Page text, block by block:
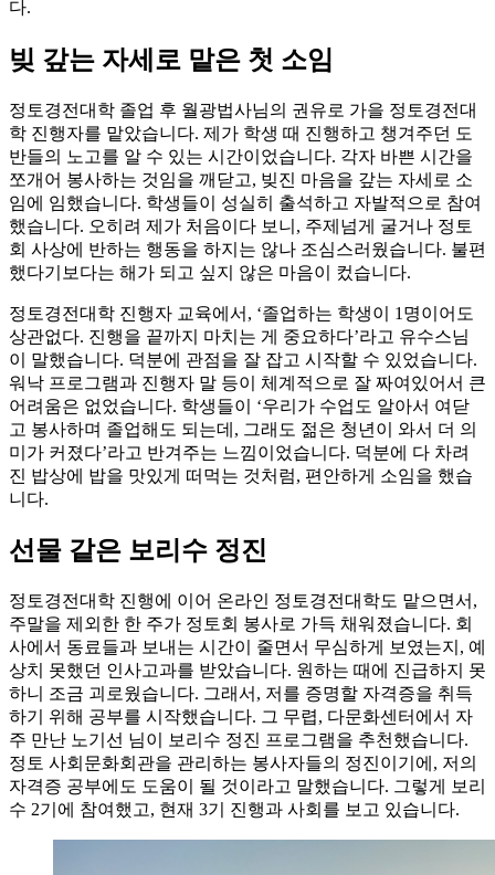
다.
빚 갚는 자세로 맡은 첫 소임
정토경전대학 졸업 후 월광법사님의 권유로 가을 정토경전대
학 진행자를 맡았습니다. 제가 학생 때 진행하고 챙겨주던 도
반들의 노고를 알 수 있는 시간이었습니다. 각자 바쁜 시간을
쪼개어 봉사하는 것임을 깨닫고, 빚진 마음을 갚는 자세로 소
임에 임했습니다. 학생들이 성실히 출석하고 자발적으로 참여
했습니다. 오히려 제가 처음이다 보니, 주제넘게 굴거나 정토
회 사상에 반하는 행동을 하지는 않나 조심스러웠습니다. 불편
했다기보다는 해가 되고 싶지 않은 마음이 컸습니다.
정토경전대학 진행자 교육에서, ‘졸업하는 학생이 1명이어도
상관없다. 진행을 끝까지 마치는 게 중요하다’라고 유수스님
이 말했습니다. 덕분에 관점을 잘 잡고 시작할 수 있었습니다.
워낙 프로그램과 진행자 말 등이 체계적으로 잘 짜여있어서 큰
어려움은 없었습니다. 학생들이 ‘우리가 수업도 알아서 여닫
고 봉사하며 졸업해도 되는데, 그래도 젊은 청년이 와서 더 의
미가 커졌다’라고 반겨주는 느낌이었습니다. 덕분에 다 차려
진 밥상에 밥을 맛있게 떠먹는 것처럼, 편안하게 소임을 했습
니다.
선물 같은 보리수 정진
정토경전대학 진행에 이어 온라인 정토경전대학도 맡으면서,
주말을 제외한 한 주가 정토회 봉사로 가득 채워졌습니다. 회
사에서 동료들과 보내는 시간이 줄면서 무심하게 보였는지, 예
상치 못했던 인사고과를 받았습니다. 원하는 때에 진급하지 못
하니 조금 괴로웠습니다. 그래서, 저를 증명할 자격증을 취득
하기 위해 공부를 시작했습니다. 그 무렵, 다문화센터에서 자
주 만난 노기선 님이 보리수 정진 프로그램을 추천했습니다.
정토 사회문화회관을 관리하는 봉사자들의 정진이기에, 저의
자격증 공부에도 도움이 될 것이라고 말했습니다. 그렇게 보리
수 2기에 참여했고, 현재 3기 진행과 사회를 보고 있습니다.